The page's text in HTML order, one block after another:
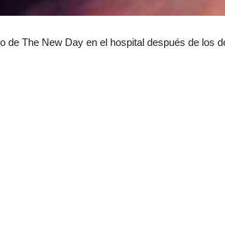
The New Day en el hospital después de los